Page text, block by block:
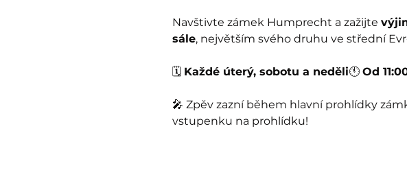
Navštivte zámek Humprecht a zažijte
sále, největším svého druhu ve střední
🗓️ Každé úterý, sobotu a neděli🕚 Od
🎤 Zpěv zazní během hlavní prohlídky
vstupenku na prohlídku!